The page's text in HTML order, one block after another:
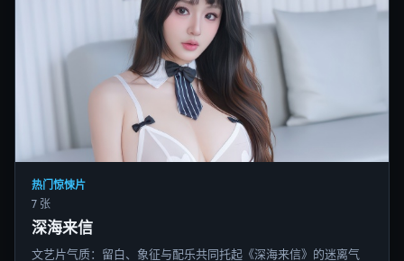
热门惊悚片
7 张
深海来信
文艺片气质：留白、象征与配乐共同托起《深海来信》的迷离气